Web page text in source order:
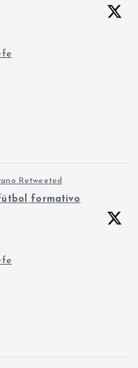
Retweeted
formativo